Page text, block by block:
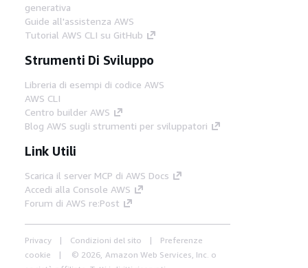
generativa
Guide all'assistenza AWS
Tutorial AWS CLI su GitHub
Strumenti Di Sviluppo
Libreria di esempi di codice AWS
AWS CLI
Centro builder AWS
Blog AWS sugli strumenti per sviluppatori
Link Utili
Scarica il server MCP di AWS Docs
Accedi alla Console AWS
Forum di AWS re:Post
Privacy Condizioni del sito
Preferenze
cookie
© 2026, Amazon Web Services, Inc. o